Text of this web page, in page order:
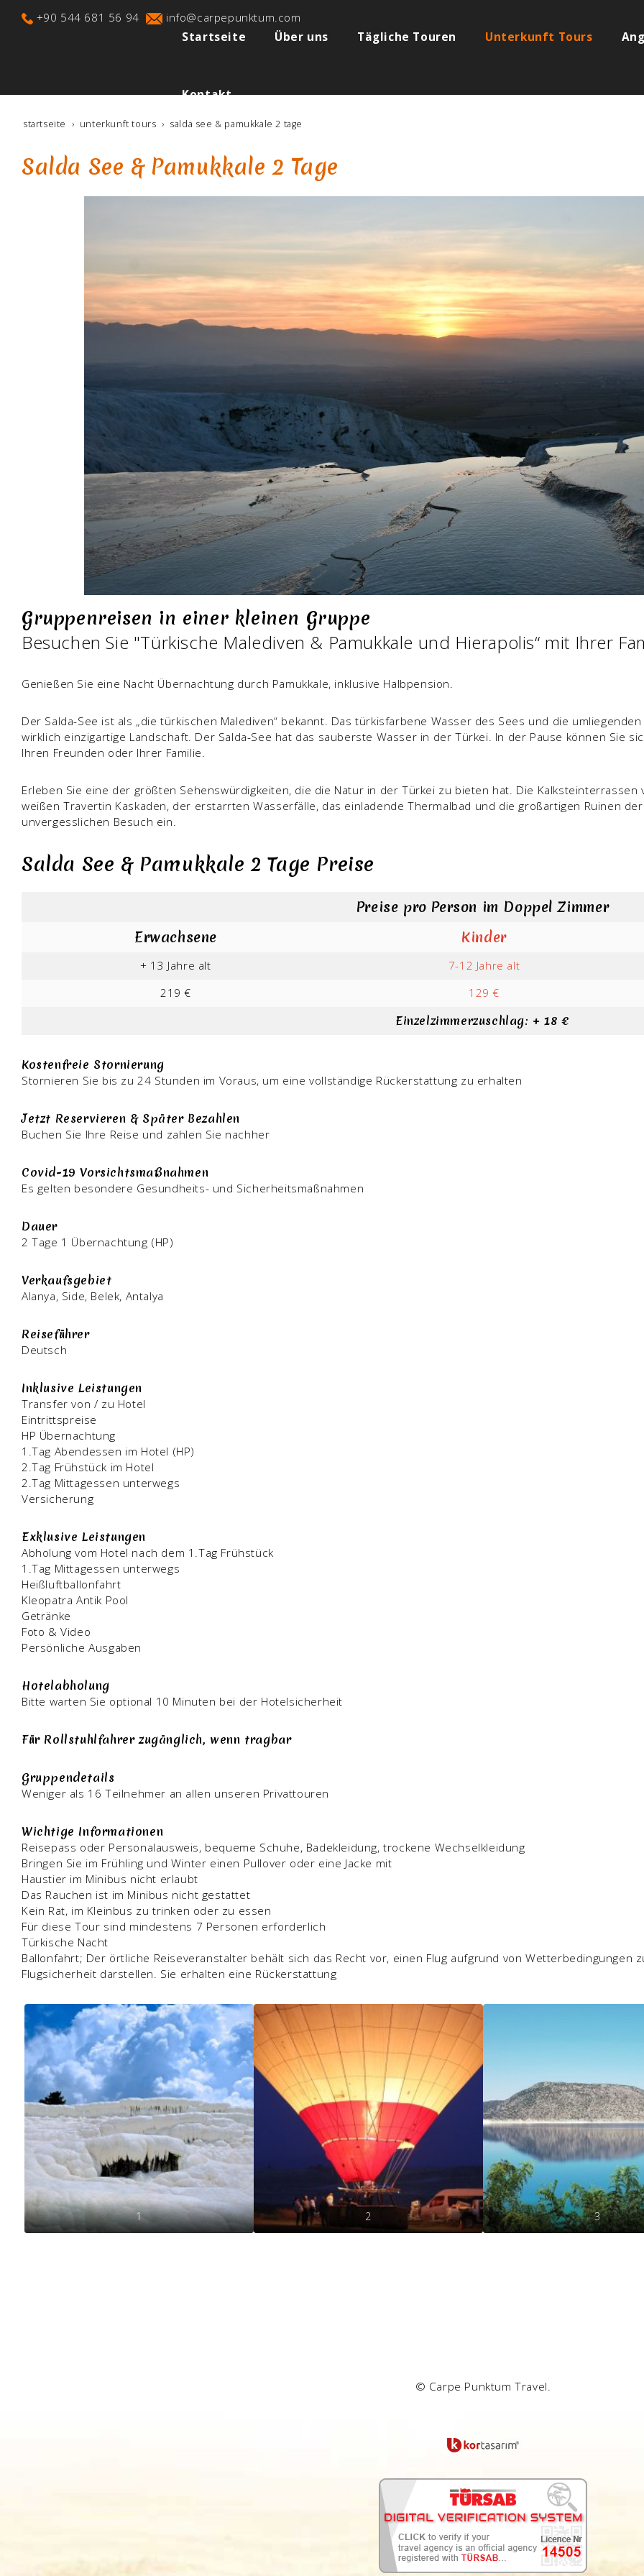
+90 544 681 56 94
info@carpepunktum.com
Startseite
Über uns Tägliche Touren Unterkunft Tours
Kontakt
startseite unterkunft tours salda see & pamukkale 2 tage
Salda See & Pamukkale 2 Tage
Gruppenreisen in einer kleinen Gruppe
Besuchen Sie "Türkische Malediven & Pamukkale und Hierapolis“ mit Ihrer
Genießen Sie eine Nacht Übernachtung durch Pamukkale, inklusive Halbpension.
Der Salda-See ist als „die türkischen Malediven“ bekannt. Das türkisfarbene Wasser des Sees und die
wirklich einzigartige Landschaft. Der Salda-See hat das sauberste Wasser in der Türkei. In der Pause können Sie
Ihren Freunden oder Ihrer Familie.
Erleben Sie eine der größten Sehenswürdigkeiten, die die Natur in der Türkei zu bieten hat. Die
weißen Travertin Kaskaden, der erstarrten Wasserfälle, das einladende Thermalbad und die großartigen Ruinen
unvergesslichen Besuch ein.
Salda See & Pamukkale 2 Tage Preise
Preise pro Person im Doppel Zimmer
Erwachsene
Kinder
+ 13 Jahre alt
7-12 Jahre alt
219 €
129 €
Einzelzimmerzuschlag: + 18 €
Kostenfreie Stornierung
Stornieren Sie bis zu 24 Stunden im Voraus, um eine vollständige Rückerstattung zu erhalten
Jetzt Reservieren & Später Bezahlen
Buchen Sie Ihre Reise und zahlen Sie nachher
Covid-19 Vorsichtsmaßnahmen
Es gelten besondere Gesundheits- und Sicherheitsmaßnahmen
Dauer
2 Tage 1 Übernachtung (HP)
Verkaufsgebiet
Alanya, Side, Belek, Antalya
Reiseführer
Deutsch
Inklusive Leistungen
Transfer von / zu Hotel
Eintrittspreise
HP Übernachtung
1.Tag Abendessen im Hotel (HP)
2.Tag Frühstück im Hotel
2.Tag Mittagessen unterwegs
Versicherung
Exklusive Leistungen
Abholung vom Hotel nach dem 1.Tag Frühstück
1.Tag Mittagessen unterwegs
Heißluftballonfahrt
Kleopatra Antik Pool
Getränke
Foto & Video
Persönliche Ausgaben
Hotelabholung
Bitte warten Sie optional 10 Minuten bei der Hotelsicherheit
Für Rollstuhlfahrer zugänglich, wenn tragbar
Gruppendetails
Weniger als 16 Teilnehmer an allen unseren Privattouren
Wichtige Informationen
Reisepass oder Personalausweis, bequeme Schuhe, Badekleidung, trockene Wechselkleidung
Bringen Sie im Frühling und Winter einen Pullover oder eine Jacke mit
Haustier im Minibus nicht erlaubt
Das Rauchen ist im Minibus nicht gestattet
Kein Rat, im Kleinbus zu trinken oder zu essen
Für diese Tour sind mindestens 7 Personen erforderlich
Türkische Nacht
Ballonfahrt; Der örtliche Reiseveranstalter behält sich das Recht vor, einen Flug aufgrund von Wetterbedingungen
Flugsicherheit darstellen. Sie erhalten eine Rückerstattung
1 2 3
© Carpe Punktum Travel.